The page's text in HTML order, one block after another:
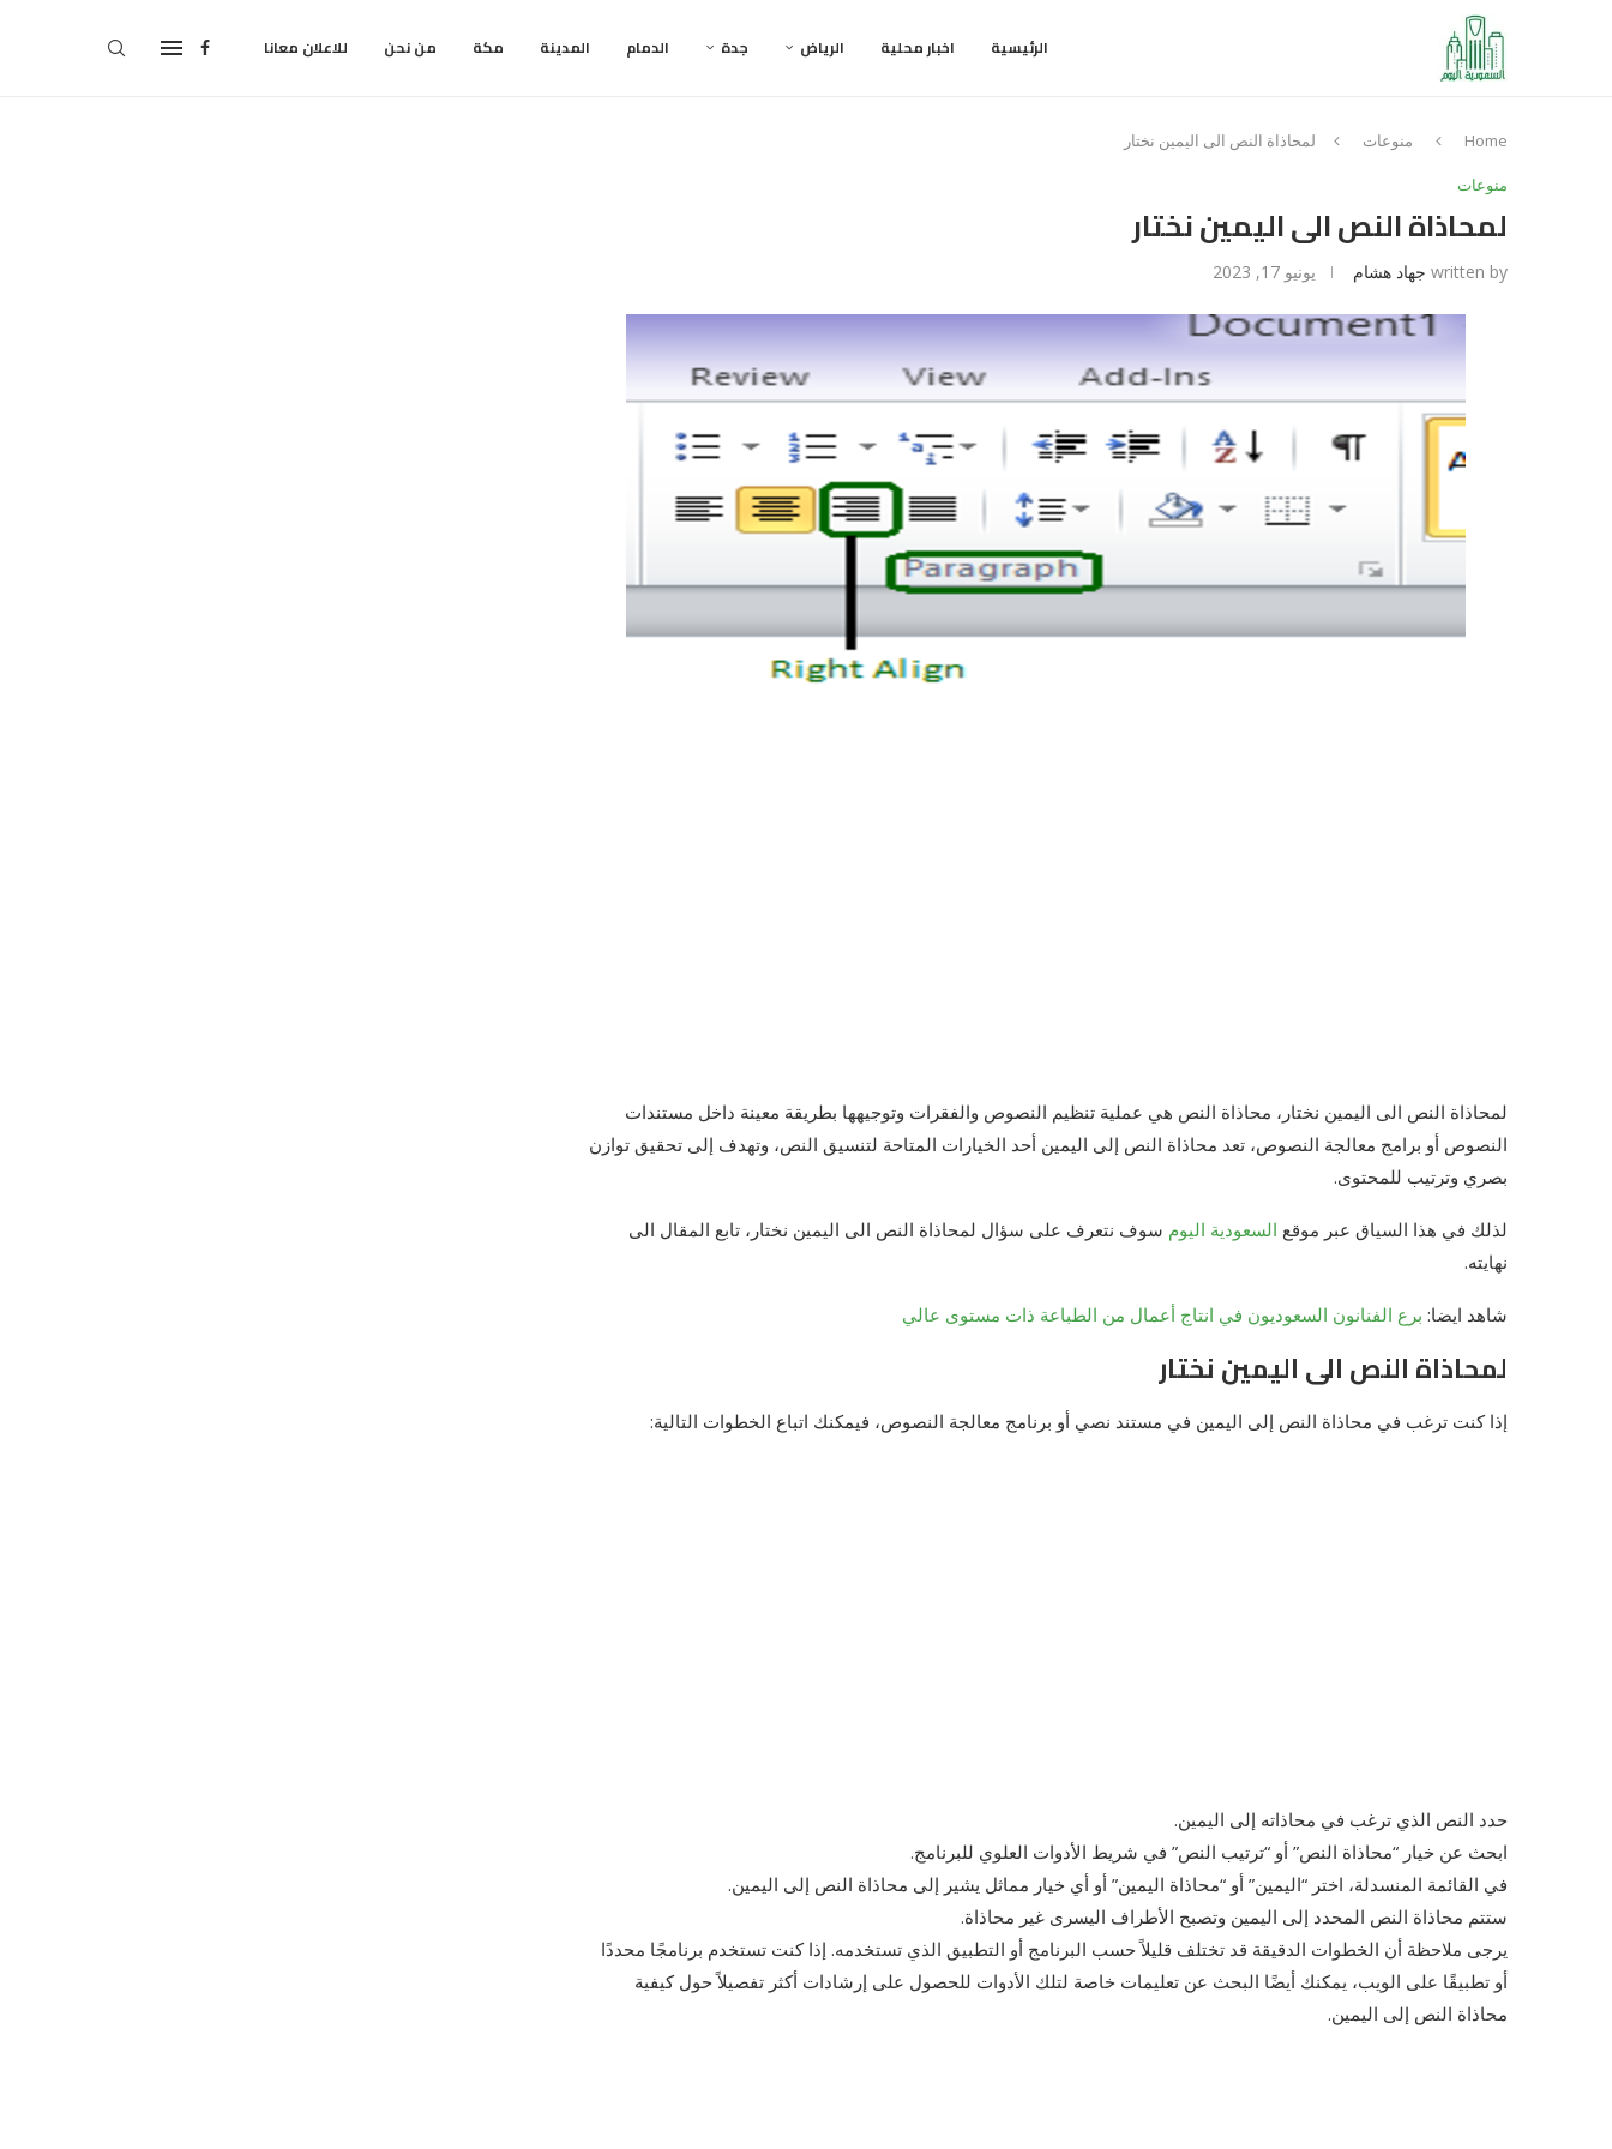
الرئيسية اخبار محلية الرياض جدة الدمام المدينة مكة من نحن للاعلان معانا
Home منوعات لمحاذاة النص الى اليمين نختار
منوعات
لمحاذاة النص الى اليمين نختار
written by جهاد هشام يونيو 17, 2023
لمحاذاة النص الى اليمين نختار، محاذاة النص هي عملية تنظيم النصوص والفقرات وتوجيهها بطريقة معينة داخل مستندات
النصوص أو برامج معالجة النصوص، تعد محاذاة النص إلى اليمين أحد الخيارات المتاحة لتنسيق النص، وتهدف إلى تحقيق توازن
بصري وترتيب للمحتوى.
لذلك في هذا السياق عبر موقع السعودية اليوم سوف نتعرف على سؤال لمحاذاة النص الى اليمين نختار، تابع المقال الى
نهايته.
شاهد ايضا: برع الفنانون السعوديون في انتاج أعمال من الطباعة ذات مستوى عالي
لمحاذاة النص الى اليمين نختار
إذا كنت ترغب في محاذاة النص إلى اليمين في مستند نصي أو برنامج معالجة النصوص، فيمكنك اتباع الخطوات التالية:
حدد النص الذي ترغب في محاذاته إلى اليمين.
ابحث عن خيار “محاذاة النص” أو “ترتيب النص” في شريط الأدوات العلوي للبرنامج.
في القائمة المنسدلة، اختر “اليمين” أو “محاذاة اليمين” أو أي خيار مماثل يشير إلى محاذاة النص إلى اليمين.
ستتم محاذاة النص المحدد إلى اليمين وتصبح الأطراف اليسرى غير محاذاة.
يرجى ملاحظة أن الخطوات الدقيقة قد تختلف قليلاً حسب البرنامج أو التطبيق الذي تستخدمه. إذا كنت تستخدم برنامجًا محددًا
أو تطبيقًا على الويب، يمكنك أيضًا البحث عن تعليمات خاصة لتلك الأدوات للحصول على إرشادات أكثر تفصيلاً حول كيفية
محاذاة النص إلى اليمين.